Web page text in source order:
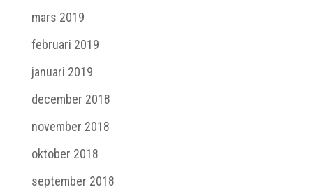
mars 2019
februari 2019
januari 2019
december 2018
november 2018
oktober 2018
september 2018